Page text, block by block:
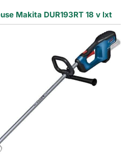
Makita DUR193RT 18 v lxt